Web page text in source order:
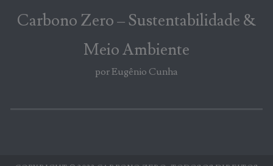
Carbono Zero – Sustentabilidade &
Meio Ambiente
por Eugênio Cunha